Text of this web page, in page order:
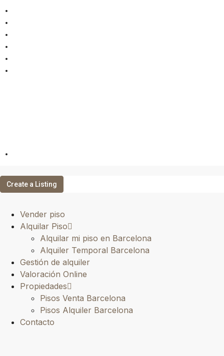
Create a Listing
Vender piso
Alquilar Piso
Alquilar mi piso en Barcelona
Alquiler Temporal Barcelona
Gestión de alquiler
Valoración Online
Propiedades
Pisos Venta Barcelona
Pisos Alquiler Barcelona
Contacto